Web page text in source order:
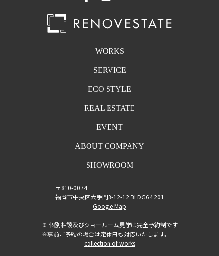
WORKS
SERVICE
ECO STYLE
REAL ESTATE
EVENT
ABOUT COMPANY
SHOWROOM
〒810-0074
福岡市中央区大手門3-12-12 BLDG64 201
Google Map
※ 個別相談及びショールーム見学は完全予約制です
※事前ご予約の場合は定休日も対応いたします。
collection of works